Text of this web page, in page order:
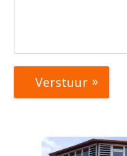
Verstuur